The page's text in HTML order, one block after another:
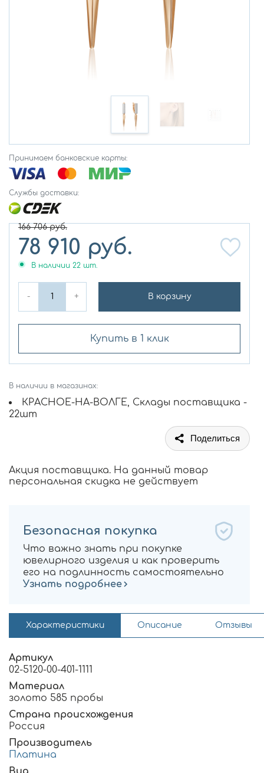
Принимаем банковские карты:
Службы доставки:
166 706руб.
78 910 руб.
В наличии 22 шт.
- + В корзину
Купить в 1 клик
В наличии в магазинах:
КРАСНОЕ-НА-ВОЛГЕ, Склады поставщика -
22шт
Поделиться
Акция поставщика. На данный товар
персональная скидка не действует
Безопасная покупка
Что важно знать при покупке
ювелирного изделия и как проверить
его на подлинность самостоятельно
Узнать подробнее
Характеристики Описание Отзывы
Артикул
02-5120-00-401-1111
Материал
золото 585 пробы
Страна происхождения
Россия
Производитель
Платина